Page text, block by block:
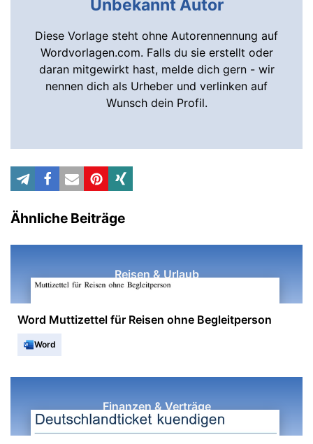
Unbekannt Autor
Diese Vorlage steht ohne Autorennennung auf
Wordvorlagen.com. Falls du sie erstellt oder
daran mitgewirkt hast, melde dich gern - wir
nennen dich als Urheber und verlinken auf
Wunsch dein Profil.
Ähnliche Beiträge
Reisen & Urlaub
Word Muttizettel für Reisen ohne Begleitperson
Word
Finanzen & Verträge